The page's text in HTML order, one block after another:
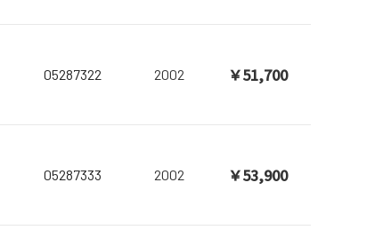
05287322 2002 ￥51,700
05287333 2002 ￥53,900